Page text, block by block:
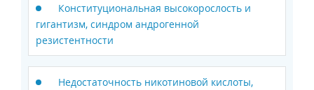
Конституциональная высокорослость и
гигантизм, синдром андрогенной
резистентности
Недостаточность никотиновой кислоты,